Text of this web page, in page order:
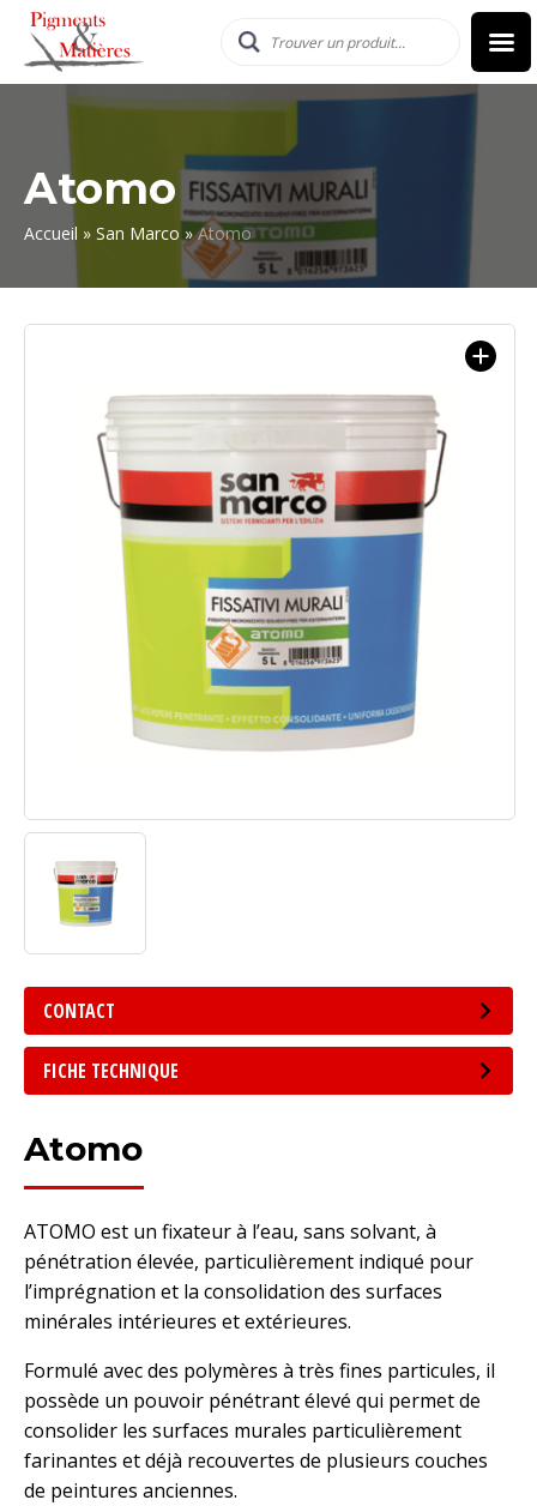
Atomo
Accueil » San Marco »Atomo
CONTACT
FICHE TECHNIQUE
Atomo
ATOMO est un fixateur à l’eau, sans solvant, à
pénétration élevée, particulièrement indiqué pour
l’imprégnation et la consolidation des surfaces
minérales intérieures et extérieures.
Formulé avec des polymères à très fines particules, il
possède un pouvoir pénétrant élevé qui permet de
consolider les surfaces murales particulièrement
farinantes et déjà recouvertes de plusieurs couches
de peintures anciennes.